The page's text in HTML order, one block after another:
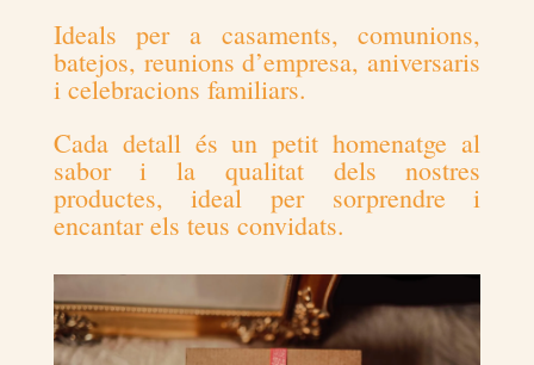
Ideals per a casaments, comunions,
batejos, reunions d’empresa, aniversaris
i celebracions familiars.
Cada detall és un petit homenatge al
sabor i la qualitat dels nostres
productes, ideal per sorprendre i
encantar els teus convidats.